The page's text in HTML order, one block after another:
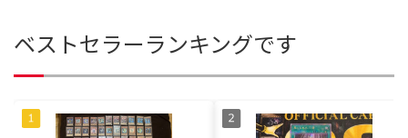
ベストセラーランキングです